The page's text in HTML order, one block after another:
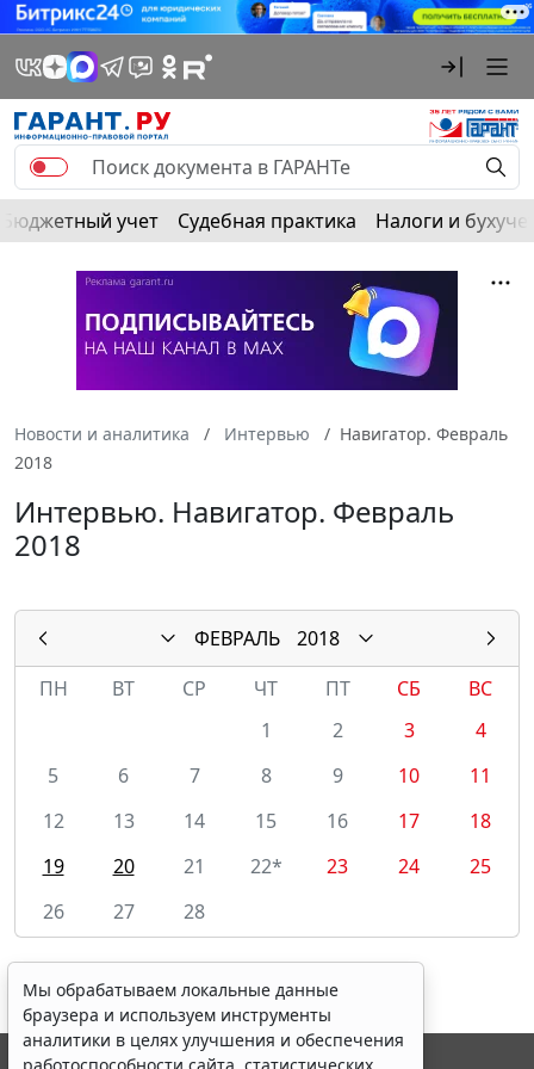
Бюджетный учет Судебная практика Налоги и
Новости и аналитика Интервью
Навигатор. Февраль
2018
Интервью. Навигатор. Февраль
2018
ФЕВРАЛЬ
2018
ПН
ВТ СР ЧТ ПТ СБ
ВС
1
2 3
4
5
6 7 8 9 10
11
12
13 14 15 16 17
18
19
20 21 22* 23 24
25
26
27 28
Мы обрабатываем локальные данные
браузера и используем инструменты
аналитики в целях улучшения и обеспечения